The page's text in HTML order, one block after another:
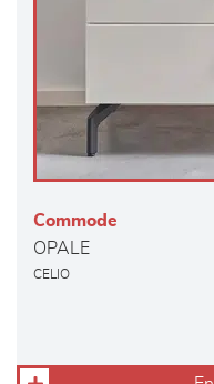
Commode
OPALE
CELIO